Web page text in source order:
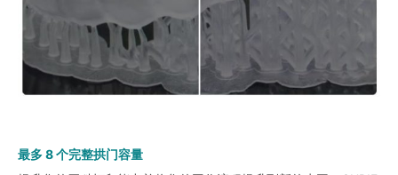
最多 8 个完整拱门容量